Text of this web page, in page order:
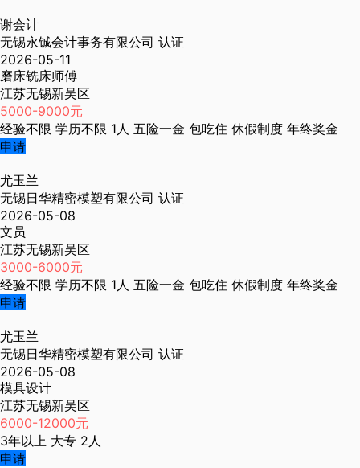
谢会计
无锡永铖会计事务有限公司 认证
2026-05-11
磨床铣床师傅
江苏无锡新吴区
5000-9000元
经验不限 学历不限 1人 五险一金 包吃住 休假制度 年终奖金
申请
尤玉兰
无锡日华精密模塑有限公司 认证
2026-05-08
文员
江苏无锡新吴区
3000-6000元
经验不限 学历不限 1人 五险一金 包吃住 休假制度 年终奖金
申请
尤玉兰
无锡日华精密模塑有限公司 认证
2026-05-08
模具设计
江苏无锡新吴区
6000-12000元
3年以上 大专 2人
申请